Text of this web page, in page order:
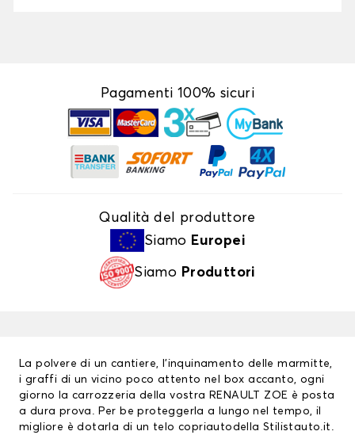
Pagamenti 100% sicuri
Qualità del produttore
Siamo Europei
Siamo Produttori
La polvere di un cantiere, l’inquinamento delle marmitte,
i graffi di un vicino poco attento nel box accanto, ogni
giorno la carrozzeria della vostra RENAULT ZOE è posta
a dura prova. Per be proteggerla a lungo nel tempo, il
migliore è dotarla di un telo copriautodella Stilistauto.it.